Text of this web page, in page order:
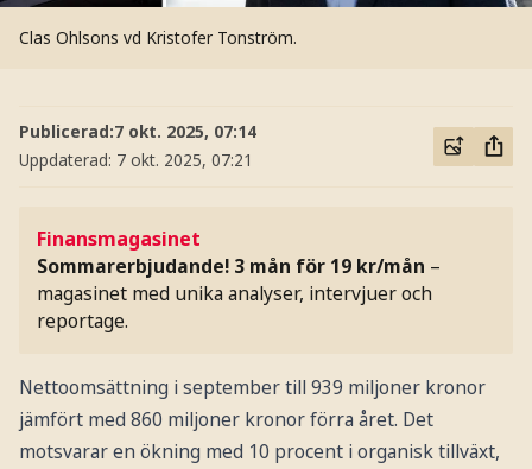
Clas Ohlsons vd Kristofer Tonström.
Publicerad:7 okt. 2025, 07:14
Uppdaterad: 7 okt. 2025, 07:21
Finansmagasinet
Sommarerbjudande! 3 mån för 19 kr/mån –
magasinet med unika analyser, intervjuer och
reportage.
Nettoomsättning i september till 939 miljoner kronor
jämfört med 860 miljoner kronor förra året. Det
motsvarar en ökning med 10 procent i organisk tillväxt,